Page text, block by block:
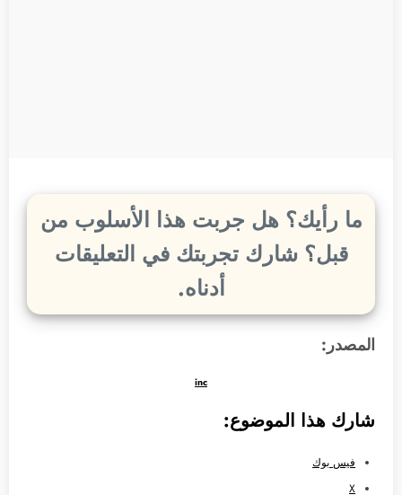
ما رأيك؟ هل جربت هذا الأسلوب من
قبل؟ شارك تجربتك في التعليقات
أدناه.
المصدر:
inc
شارك هذا الموضوع:
فيس بوك
X